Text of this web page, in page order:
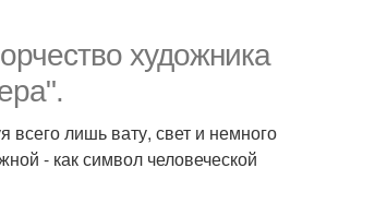
художника
всего лишь вату, свет и немного
- как символ человеческой